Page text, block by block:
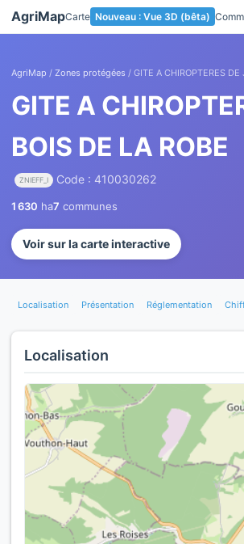
AgriMapCarte Nouveau : Vue 3D (bêta)
AgriMap / Zones protégées / GITE A CHIROPTERES DE
GITE A
BOIS DE LA ROBE
ZNIEFF_I Code : 410030262
1 630 ha7 communes
Voir sur la carte interactive
Localisation Présentation Réglementation
Localisation